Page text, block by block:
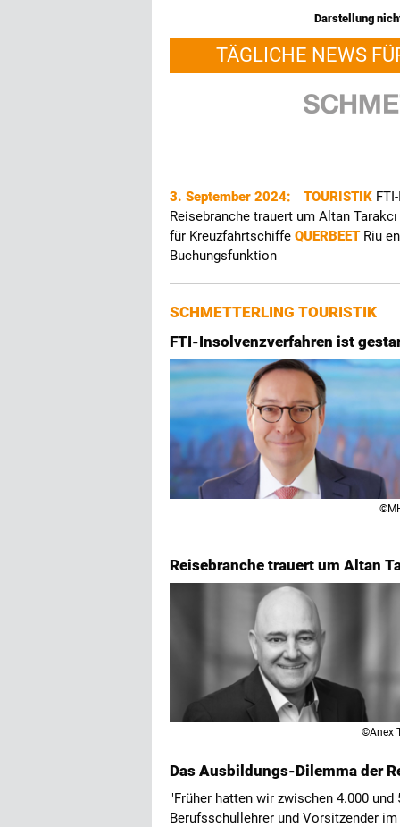
Darstellung
TÄGLICHE NEWS
3. September 2024: TOURISTIK
Reisebranche trauert um Altan Tarakcı
für Kreuzfahrtschiffe QUERBEET Riu
Buchungsfunktion
SCHMETTERLING TOURISTIK
FTI-Insolvenzverfahren ist
Reisebranche trauert um Altan
©Anex
Das Ausbildungs-Dilemma der
"Früher hatten wir zwischen 4.000
Berufsschullehrer und Vorsitzender